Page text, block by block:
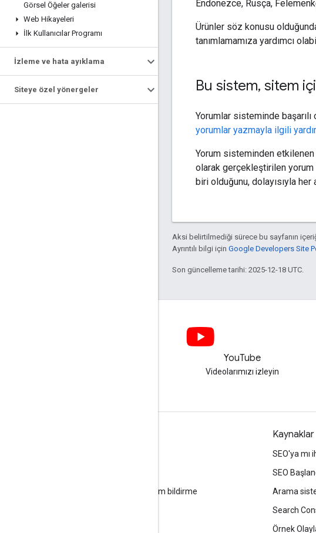
Görsel Öğeler galerisi
Web Hikayeleri
İlk Kullanıcılar Programı
İzleme ve hata ayıklama
Siteye özel yönergeler
Endonezce, Rusça,
Ürünler söz konusu
tanımlamamıza yardımcı
Bu sistem, sitem
Yorumlar sisteminde
yorumlar yazmayla ilgili
Yorum sisteminden
olarak gerçekleştirilen
biri olduğunu, dolayısıyla
Aksi belirtilmediği sürece bu sayfanın
Ayrıntılı bilgi için Google Developers Site
Son güncelleme tarihi: 2025-12-18 UTC.
YouTube
Videolarımızı izleyin
Spam, kimlik avı veya kötü amaçlı yazılım bildirme
Kaynaklar
SEO'ya mı
SEO
Arama
Search
Örnek